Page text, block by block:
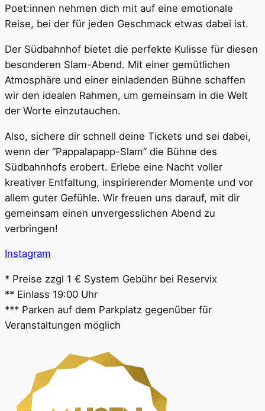
Poet:innen nehmen dich mit auf eine emotionale
Reise, bei der für jeden Geschmack etwas dabei ist.
Der Südbahnhof bietet die perfekte Kulisse für diesen
besonderen Slam-Abend. Mit einer gemütlichen
Atmosphäre und einer einladenden Bühne schaffen
wir den idealen Rahmen, um gemeinsam in die Welt
der Worte einzutauchen.
Also, sichere dir schnell deine Tickets und sei dabei,
wenn der “Pappalapapp-Slam” die Bühne des
Südbahnhofs erobert. Erlebe eine Nacht voller
kreativer Entfaltung, inspirierender Momente und vor
allem guter Gefühle. Wir freuen uns darauf, mit dir
gemeinsam einen unvergesslichen Abend zu
verbringen!
Instagram
* Preise zzgl 1 € System Gebühr bei Reservix
** Einlass 19:00 Uhr
*** Parken auf dem Parkplatz gegenüber für
Veranstaltungen möglich